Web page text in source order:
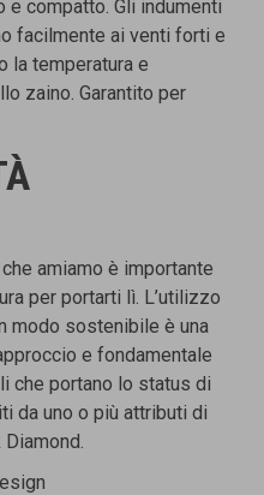
e compatto. Gli indumenti
facilmente ai venti forti e
la temperatura e
zaino. Garantito per
amiamo è importante
per portarti lì. L’utilizzo
modo sostenibile è una
e fondamentale
che portano lo status di
da uno o più attributi di